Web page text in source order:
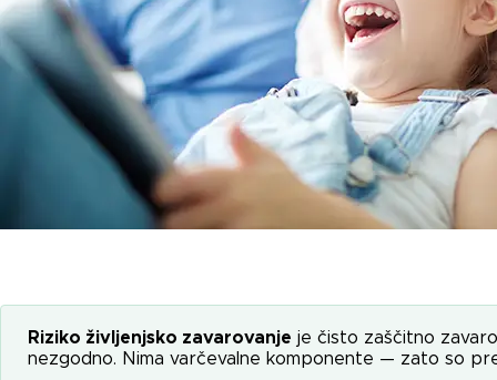
Riziko življenjsko zavarovanje je čisto zaščitno
nezgodno. Nima varčevalne komponente — zato so